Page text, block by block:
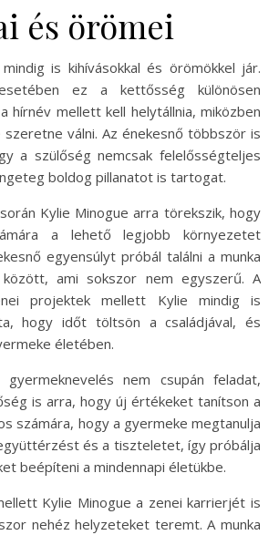
és örömei
is kihívásokkal és örömökkel jár.
ez a kettősség különösen
hírnév mellett kell helytállnia, miközben
válni. Az énekesnő többször is
a szülőség nemcsak felelősségteljes
boldog pillanatot is tartogat.
Kylie Minogue arra törekszik, hogy
a lehető legjobb környezetet
egyensúlyt próbál találni a munka
ami sokszor nem egyszerű. A
projektek mellett Kylie mindig is
hogy időt töltsön a családjával, és
életében.
nem csupán feladat,
is arra, hogy új értékeket tanítson a
számára, hogy a gyermeke megtanulja
és a tiszteletet, így próbálja
beépíteni a mindennapi életükbe.
Kylie Minogue a zenei karrierjét is
nehéz helyzeteket teremt. A munka